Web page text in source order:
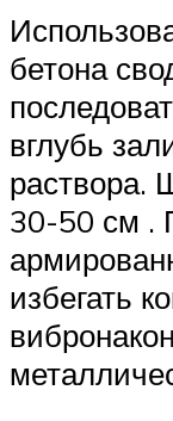
бетона
вглубь
раствора.
30-50 см .
избегать